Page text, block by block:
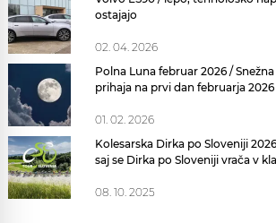
ostajajo
02. 04. 2026
Polna Luna februar 2026 /
prihaja na prvi dan februarja 2026
01. 02. 2026
Kolesarska Dirka po Sloveniji
saj se Dirka po Sloveniji vrača v
08. 10. 2025